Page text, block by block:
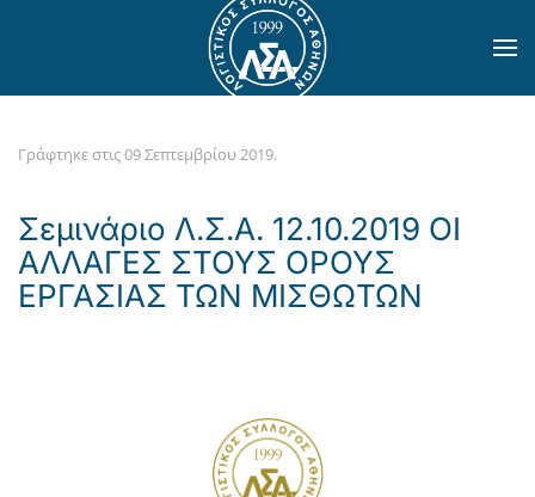
Skip to main content
Γράφτηκε στις09 Σεπτεμβρίου 2019.
Σεμινάριο Λ.Σ.Α. 12.10.2019 ΟΙ
ΑΛΛΑΓΕΣ ΣΤΟΥΣ ΟΡΟΥΣ
ΕΡΓΑΣΙΑΣ ΤΩΝ ΜΙΣΘΩΤΩΝ